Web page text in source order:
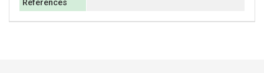
References